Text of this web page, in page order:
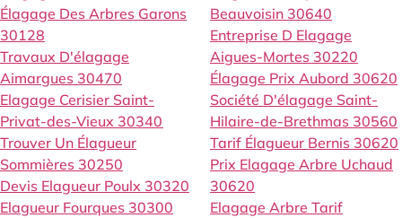
Élagage Des Arbres Garons
30128
Travaux D'élagage
Aimargues 30470
Elagage Cerisier Saint-
Privat-des-Vieux 30340
Trouver Un Élagueur
Sommières 30250
Devis Elagueur Poulx 30320
Elagueur Fourques 30300
Beauvoisin 30640
Entreprise D Elagage
Aigues-Mortes 30220
Élagage Prix Aubord 30620
Société D'élagage Saint-
Hilaire-de-Brethmas 30560
Tarif Élagueur Bernis 30620
Prix Elagage Arbre Uchaud
30620
Elagage Arbre Tarif